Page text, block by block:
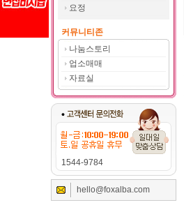
요정
커뮤니티존
나눔스토리
업소매매
자료실
1544-9784
hello@foxalba.com